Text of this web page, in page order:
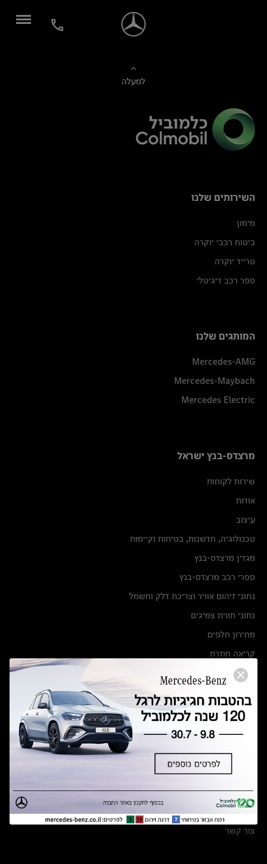
למעלה
השירותים שלנו
מימון
ביטוח רכבי יוקרה
טרייד יוקרה
ספר רכב דיגיטלי
המותגים שלנו
Mercedes-AMG
Mercedes-Maybach
Mercedes Electric
מרצדס-בנץ ישראל
שירות לקוחות
אודות
עיצוב
טכנולוגיה, חדשנות, בטיחות וקיימות
מגזין מרצדס-בנץ
ספרי רכב מרצדס-בנץ
נתוני זיהום אוויר וצריכת דלק וחשמל
נתוני תווית צמיגים
מחירון חלפים
קריאה חוזרת
הודעה על הטבות לרכבי מרצדס בהסדר פשרה בתצ 56447-02-19
תקנון ימי מכירות 120 לכלמוביל
מצאו אותנו
אולמות תצוגה
מרכזי שירות
צור קשר